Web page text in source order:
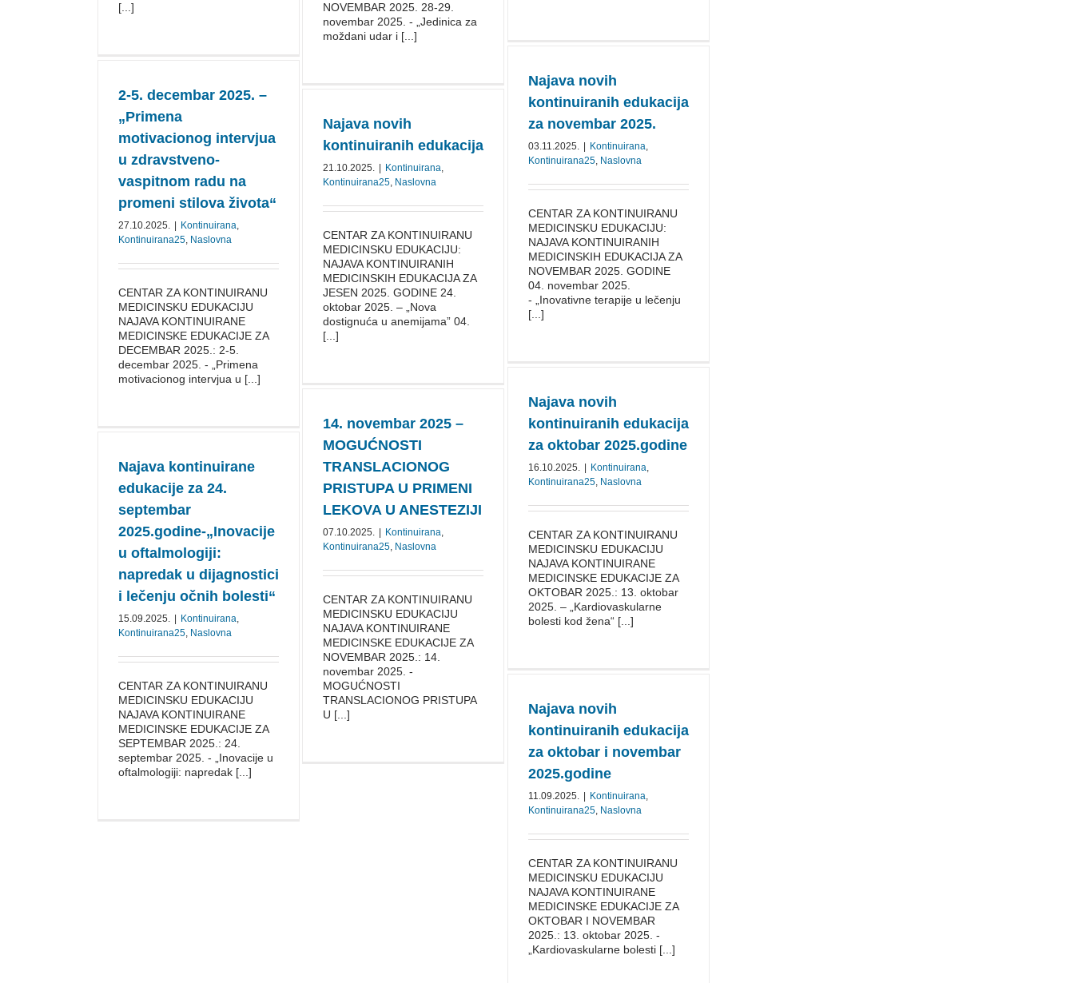
[...]
NOVEMBAR 2025. 28-29.
novembar 2025. - „Jedinica za
moždani udar i [...]
Najava novih
kontinuiranih edukacija
za novembar 2025.
03.11.2025. Kontinuirana,
Kontinuirana25, Naslovna
CENTAR ZA KONTINUIRANU
MEDICINSKU EDUKACIJU:
NAJAVA KONTINUIRANIH
MEDICINSKIH EDUKACIJA ZA
NOVEMBAR 2025. GODINE
04. novembar 2025.
- „Inovativne terapije u lečenju
[...]
2-5. decembar 2025. –
„Primena
motivacionog intervjua
u zdravstveno-
vaspitnom radu na
promeni stilova života“
27.10.2025. Kontinuirana,
Kontinuirana25, Naslovna
CENTAR ZA KONTINUIRANU
MEDICINSKU EDUKACIJU
NAJAVA KONTINUIRANE
MEDICINSKE EDUKACIJE ZA
DECEMBAR 2025.: 2-5.
decembar 2025. - „Primena
motivacionog intervjua u [...]
Najava novih
kontinuiranih edukacija
21.10.2025. Kontinuirana,
Kontinuirana25, Naslovna
CENTAR ZA KONTINUIRANU
MEDICINSKU EDUKACIJU:
NAJAVA KONTINUIRANIH
MEDICINSKIH EDUKACIJA ZA
JESEN 2025. GODINE 24.
oktobar 2025. – „Nova
dostignuća u anemijama” 04.
[...]
Najava novih
kontinuiranih edukacija
za oktobar 2025.godine
16.10.2025. Kontinuirana,
Kontinuirana25, Naslovna
CENTAR ZA KONTINUIRANU
MEDICINSKU EDUKACIJU
NAJAVA KONTINUIRANE
MEDICINSKE EDUKACIJE ZA
OKTOBAR 2025.: 13. oktobar
2025. – „Kardiovaskularne
bolesti kod žena“ [...]
14. novembar 2025 –
MOGUĆNOSTI
TRANSLACIONOG
PRISTUPA U PRIMENI
LEKOVA U ANESTEZIJI
07.10.2025. Kontinuirana,
Kontinuirana25, Naslovna
CENTAR ZA KONTINUIRANU
MEDICINSKU EDUKACIJU
NAJAVA KONTINUIRANE
MEDICINSKE EDUKACIJE ZA
NOVEMBAR 2025.: 14.
novembar 2025. -
MOGUĆNOSTI
TRANSLACIONOG PRISTUPA
U [...]
Najava kontinuirane
edukacije za 24.
septembar
2025.godine-„Inovacije
u oftalmologiji:
napredak u dijagnostici
i lečenju očnih bolesti“
15.09.2025. Kontinuirana,
Kontinuirana25, Naslovna
CENTAR ZA KONTINUIRANU
MEDICINSKU EDUKACIJU
NAJAVA KONTINUIRANE
MEDICINSKE EDUKACIJE ZA
SEPTEMBAR 2025.: 24.
septembar 2025. - „Inovacije u
oftalmologiji: napredak [...]
Najava novih
kontinuiranih edukacija
za oktobar i novembar
2025.godine
11.09.2025. Kontinuirana,
Kontinuirana25, Naslovna
CENTAR ZA KONTINUIRANU
MEDICINSKU EDUKACIJU
NAJAVA KONTINUIRANE
MEDICINSKE EDUKACIJE ZA
OKTOBAR I NOVEMBAR
2025.: 13. oktobar 2025. -
„Kardiovaskularne bolesti [...]